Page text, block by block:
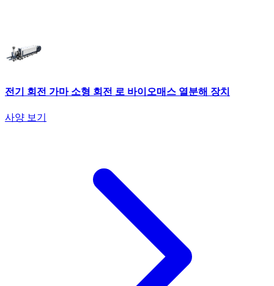
전기 회전 가마 소형 회전 로 바이오매스 열분해 장치
사양 보기